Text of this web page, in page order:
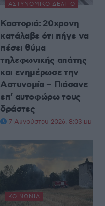
ΑΣΤΥΝΟΜΙΚΌ ΔΕΛΤΊΟ
Καστοριά: 20χρονη
κατάλαβε ότι πήγε να
πέσει θύμα
τηλεφωνικής απάτης
και ενημέρωσε την
Αστυνομία – Πιάσανε
επ’ αυτοφώρω τους
δράστες
7 Αυγούστου 2026, 8:03 μμ
ΚΟΙΝΩΝΊΑ